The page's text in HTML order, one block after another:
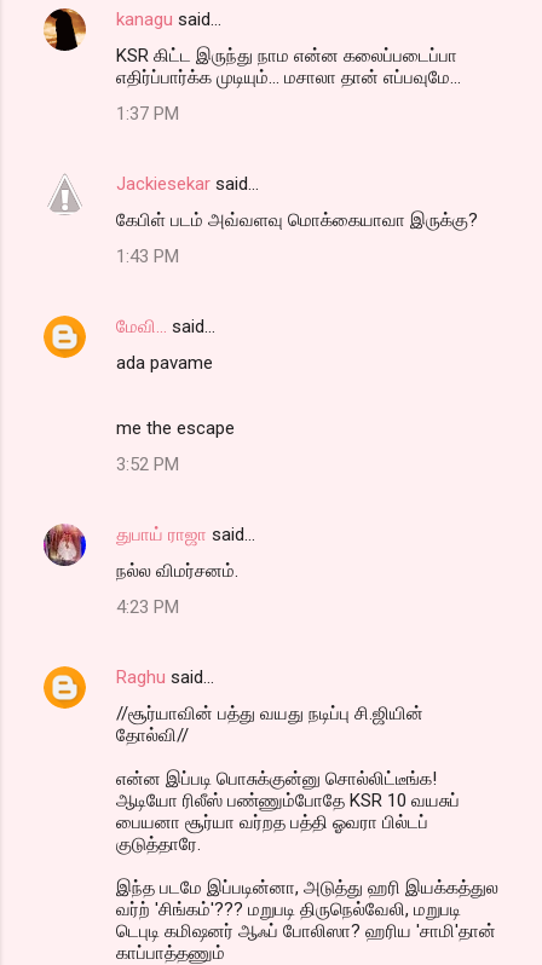
kanagu said…
KSR கிட்ட இருந்து நாம என்ன கலைப்படைப்பா
எதிர்ப்பார்க்க முடியும்... மசாலா தான் எப்பவுமே...
1:37 PM
Jackiesekar said…
கேபிள் படம் அவ்வளவு மொக்கையாவா இருக்கு?
1:43 PM
மேவி... said…
ada pavame
me the escape
3:52 PM
துபாய் ராஜா said…
நல்ல விமர்சனம்.
4:23 PM
Raghu said…
//சூர்யாவின் பத்து வயது நடிப்பு சி.ஜியின்
தோல்வி//
என்ன‌ இப்ப‌டி பொசுக்குன்னு சொல்லிட்டீங்க‌!
ஆடியோ ரிலீஸ் ப‌ண்ணும்போதே KSR 10 வ‌ய‌சுப்
பைய‌னா சூர்யா வ‌ர்ற‌த‌ ப‌த்தி ஓவ‌ரா பில்ட‌ப்
குடுத்தாரே.
இந்த‌ ப‌ட‌மே இப்ப‌டின்னா, அடுத்து ஹரி இய‌க்க‌த்துல‌
வ‌ர்ற் 'சிங்க‌ம்'??? ம‌றுப‌டி திருநெல்வேலி, ம‌றுப‌டி
டெபுடி க‌மிஷ‌ன‌ர் ஆஃப் போலிஸா? ஹ‌ரிய‌ 'சாமி'தான்
காப்பாத்த‌ணும்